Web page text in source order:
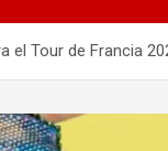
el Tour de Francia